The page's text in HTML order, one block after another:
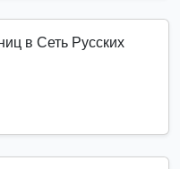
в Сеть Русских